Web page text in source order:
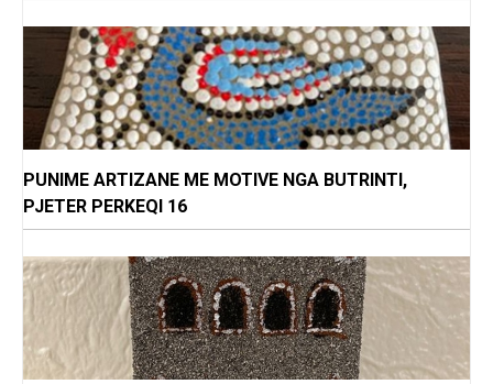
PUNIME ARTIZANE ME MOTIVE NGA BUTRINTI,
PJETER PERKEQI 16